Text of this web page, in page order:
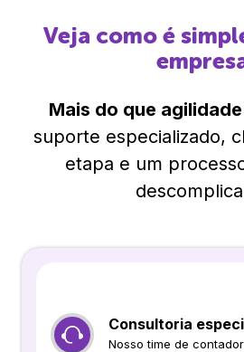
Veja como é
Mais do que
suporte especializado,
etapa e um
Consultoria
Nosso time de